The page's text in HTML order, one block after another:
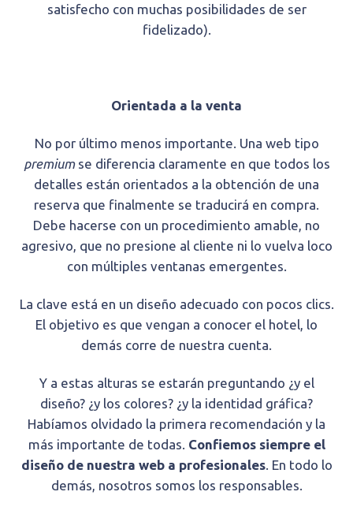
satisfecho con muchas posibilidades de ser
fidelizado).
Orientada a la venta
No por último menos importante. Una web tipo
premiumse diferencia claramente en que todos los
detalles están orientados a la obtención de una
reserva que finalmente se traducirá en compra.
Debe hacerse con un procedimiento amable, no
agresivo, que no presione al cliente ni lo vuelva loco
con múltiples ventanas emergentes.
La clave está en un diseño adecuado con pocos clics.
El objetivo es que vengan a conocer el hotel, lo
demás corre de nuestra cuenta.
Y a estas alturas se estarán preguntando ¿y el
diseño? ¿y los colores? ¿y la identidad gráfica?
Habíamos olvidado la primera recomendación y la
más importante de todas. Confiemos siempre el
diseño de nuestra web a profesionales. En todo lo
demás, nosotros somos los responsables.